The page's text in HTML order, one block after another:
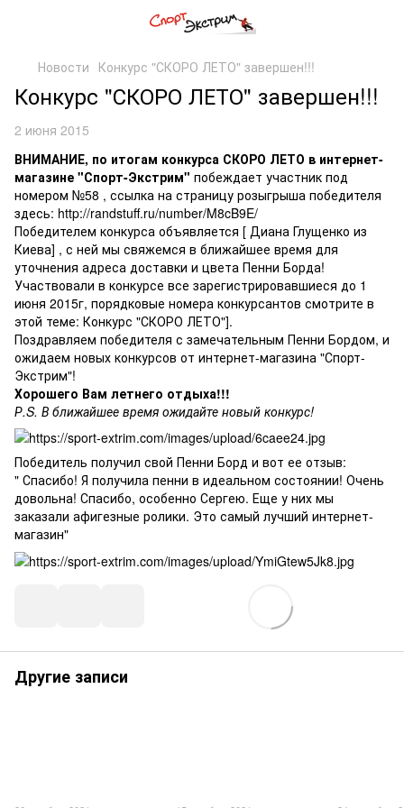
Новости Конкурс "СКОРО ЛЕТО" завершен!!!
Конкурс "СКОРО ЛЕТО" завершен!!!
2 июня 2015
ВНИМАНИЕ, по итогам конкурса СКОРО ЛЕТО в интернет-
магазине "Спорт-Экстрим" побеждает участник под
номером №58 , ссылка на страницу розыгрыша победителя
здесь: http://randstuff.ru/number/M8cB9E/
Победителем конкурса объявляется [ Диана Глущенко из
Киева] , с ней мы свяжемся в ближайшее время для
уточнения адреса доставки и цвета Пенни Борда!
Участвовали в конкурсе все зарегистрировавшиеся до 1
июня 2015г, порядковые номера конкурсантов смотрите в
этой теме: Конкурс "СКОРО ЛЕТО"].
Поздравляем победителя с замечательным Пенни Бордом, и
ожидаем новых конкурсов от интернет-магазина "Спорт-
Экстрим"!
Хорошего Вам летнего отдыха!!!
Р.S. В ближайшее время ожидайте новый конкурс!
Победитель получил свой Пенни Борд и вот ее отзыв:
" Спасибо! Я получила пенни в идеальном состоянии! Очень
довольна! Спасибо, особенно Сергею. Еще у них мы
заказали афигезные ролики. Это самый лучший интернет-
магазин"
Другие записи